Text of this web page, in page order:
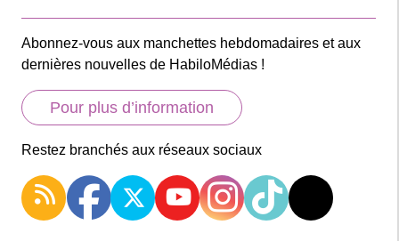
Abonnez-vous aux manchettes hebdomadaires et aux
dernières nouvelles de HabiloMédias !
Pour plus d’information
Restez branchés aux réseaux sociaux